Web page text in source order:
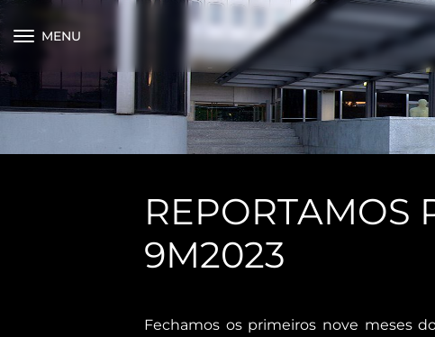
MENU
REPORTAMOS
9M2023
Fechamos os primeiros nove meses